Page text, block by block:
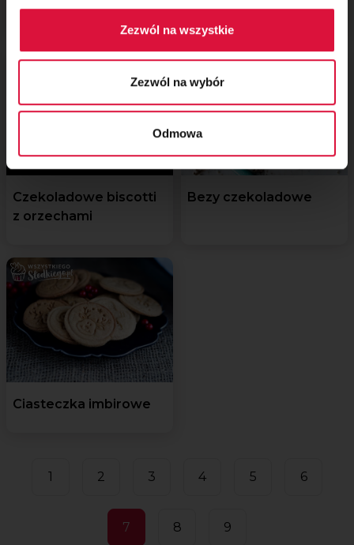
Zezwól na wszystkie
Zezwól na wybór
Odmowa
czekoladowym
Czekoladowe biscotti
z orzechami
Bezy czekoladowe
Ciasteczka imbirowe
1 2 3 4 5 6
7 8 9